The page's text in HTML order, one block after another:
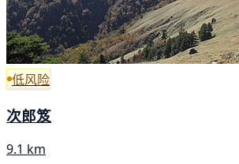
低风险
次郎笈
9.1 km